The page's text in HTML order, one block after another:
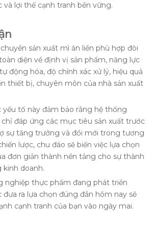
lợi thế cạnh tranh bền vững.
sản xuất mì ăn liền phù hợp đòi
diện về định vị sản phẩm, năng lực
động hóa, độ chính xác xử lý, hiệu quả
thiết bị, chuyên môn của nhà sản xuất
yếu tố này đảm bảo rằng hệ thống
đáp ứng các mục tiêu sản xuất trước
sự tăng trưởng và đổi mới trong tương
lược, chu đáo sẽ biến việc lựa chọn
đơn giản thành nền tảng cho sự thành
kinh doanh.
nghiệp thực phẩm đang phát triển
đưa ra lựa chọn đúng đắn hôm nay sẽ
cạnh tranh của bạn vào ngày mai.